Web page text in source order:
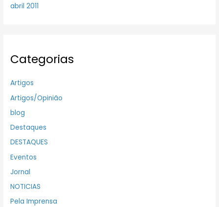
abril 2011
Categorias
Artigos
Artigos/Opinião
blog
Destaques
DESTAQUES
Eventos
Jornal
NOTICIAS
Pela Imprensa